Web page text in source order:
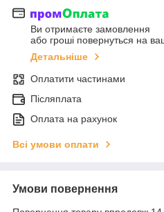
Ви отримаєте замовлення
або гроші повернуться на
Детальніше
Оплатити частинами
Післяплата
Оплата на рахунок
Всі умови оплати
Умови повернення